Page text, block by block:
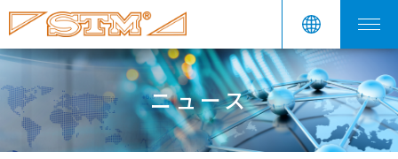
ニュース